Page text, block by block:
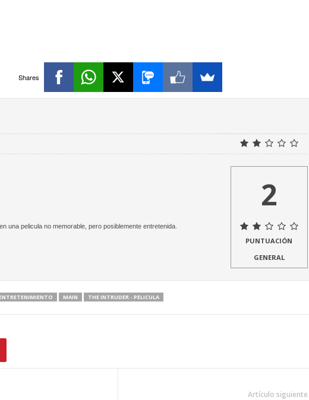
Shares
una pelicula no memorable, pero posiblemente entretenida.
2
PUNTUACIÓN
GENERAL
MAIN THE INTRUDER - PELICULA
Artículo siguiente